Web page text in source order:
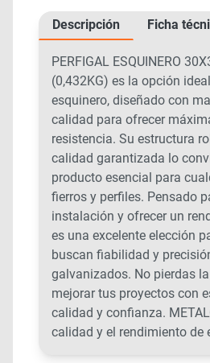
Descripción Ficha
PERFIGAL ESQUINERO
(0,432KG) es la opción
esquinero, diseñado con
calidad para ofrecer
resistencia. Su estructura
calidad garantizada lo
producto esencial para
fierros y perfiles. Pensado
instalación y ofrecer un
es una excelente elección
buscan fiabilidad y
galvanizados. No pierdas
mejorar tus proyectos con
calidad y confianza.
calidad y el rendimiento de